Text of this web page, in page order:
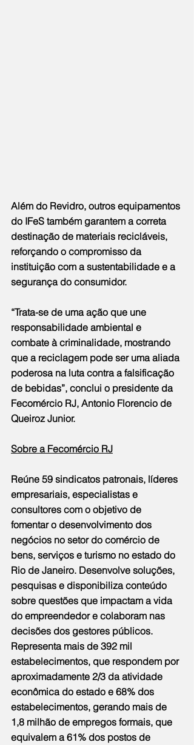
Além do Revidro, outros equipamentos
do IFeS também garantem a correta
destinação de materiais recicláveis,
reforçando o compromisso da
instituição com a sustentabilidade e a
segurança do consumidor.
“Trata-se de uma ação que une
responsabilidade ambiental e
combate à criminalidade, mostrando
que a reciclagem pode ser uma aliada
poderosa na luta contra a falsificação
de bebidas”, conclui o presidente da
Fecomércio RJ, Antonio Florencio de
Queiroz Junior.
Sobre a Fecomércio RJ
Reúne 59 sindicatos patronais, líderes
empresariais, especialistas e
consultores com o objetivo de
fomentar o desenvolvimento dos
negócios no setor do comércio de
bens, serviços e turismo no estado do
Rio de Janeiro. Desenvolve soluções,
pesquisas e disponibiliza conteúdo
sobre questões que impactam a vida
do empreendedor e colaboram nas
decisões dos gestores públicos.
Representa mais de 392 mil
estabelecimentos, que respondem por
aproximadamente 2/3 da atividade
econômica do estado e 68% dos
estabelecimentos, gerando mais de
1,8 milhão de empregos formais, que
equivalem a 61% dos postos de